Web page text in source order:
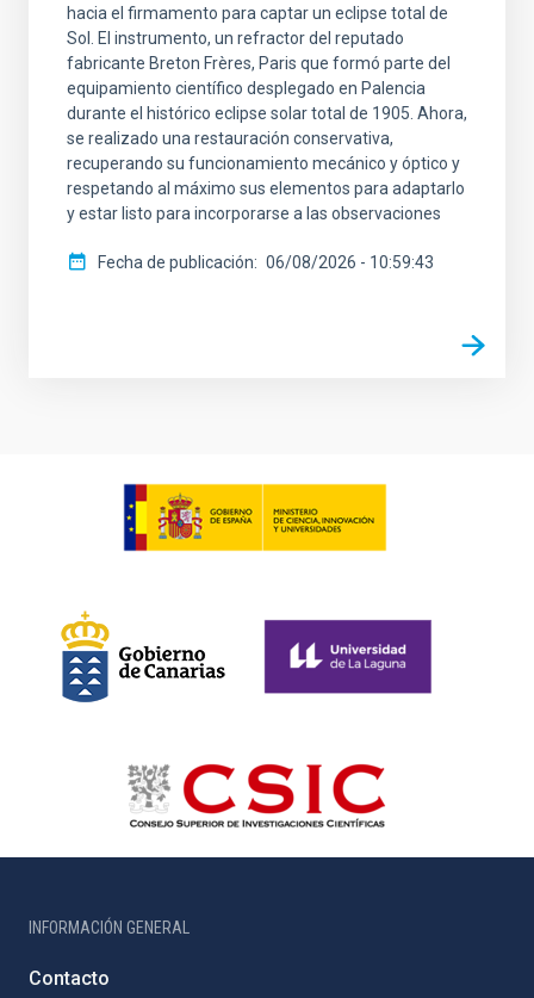
hacia el firmamento para captar un eclipse total de
Sol. El instrumento, un refractor del reputado
fabricante Breton Frères, Paris que formó parte del
equipamiento científico desplegado en Palencia
durante el histórico eclipse solar total de 1905. Ahora,
se realizado una restauración conservativa,
recuperando su funcionamiento mecánico y óptico y
respetando al máximo sus elementos para adaptarlo
y estar listo para incorporarse a las observaciones
Fecha de publicación 06/08/2026 - 10:59:43
INFORMACIÓN GENERAL
Contacto